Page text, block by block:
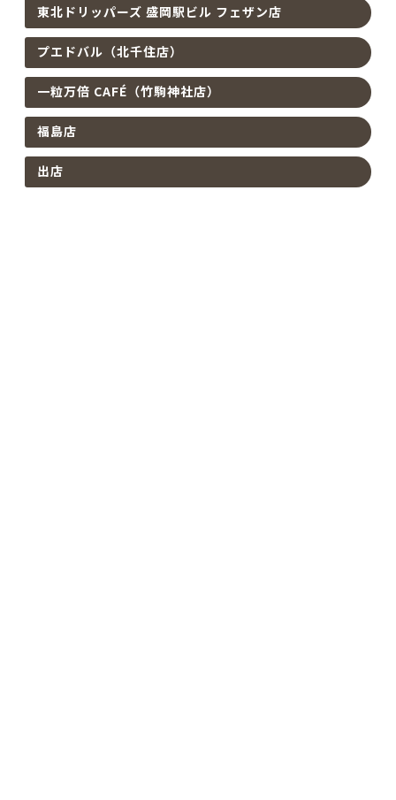
東北ドリッパーズ 盛岡駅ビル フェザン店
プエドバル（北千住店）
一粒万倍 CAFÉ（竹駒神社店）
福島店
出店